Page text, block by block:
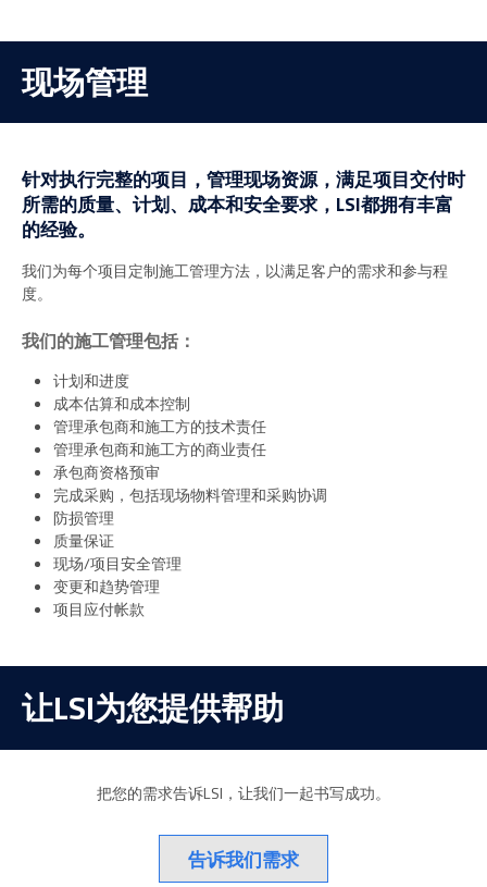
现场管理
针对执行完整的项目，管理现场资源，满足项目交付时
所需的质量、计划、成本和安全要求，LSI都拥有丰富
的经验。
我们为每个项目定制施工管理方法，以满足客户的需求和参与程
度。
我们的施工管理包括：
计划和进度
成本估算和成本控制
管理承包商和施工方的技术责任
管理承包商和施工方的商业责任
承包商资格预审
完成采购，包括现场物料管理和采购协调
防损管理
质量保证
现场/项目安全管理
变更和趋势管理
项目应付帐款
让LSI为您提供帮助
把您的需求告诉LSI，让我们一起书写成功。
告诉我们需求